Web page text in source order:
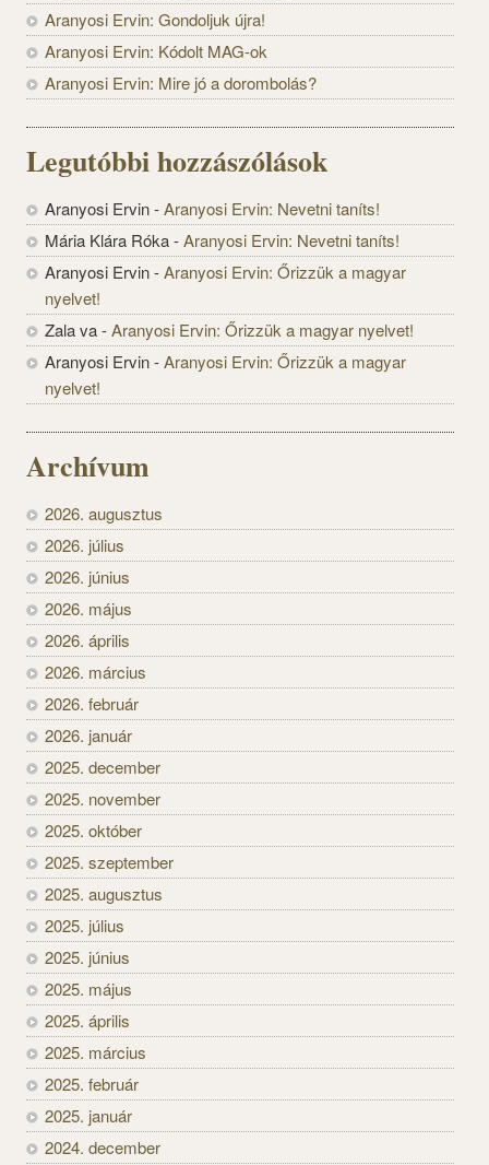
Aranyosi Ervin: Gondoljuk újra!
Aranyosi Ervin: Kódolt MAG-ok
Aranyosi Ervin: Mire jó a dorombolás?
Legutóbbi hozzászólások
Aranyosi Ervin-Aranyosi Ervin: Nevetni taníts!
Mária Klára Róka-Aranyosi Ervin: Nevetni taníts!
Aranyosi Ervin-Aranyosi Ervin: Őrizzük a magyar
nyelvet!
Zala va-Aranyosi Ervin: Őrizzük a magyar nyelvet!
Aranyosi Ervin-Aranyosi Ervin: Őrizzük a magyar
nyelvet!
Archívum
2026. augusztus
2026. július
2026. június
2026. május
2026. április
2026. március
2026. február
2026. január
2025. december
2025. november
2025. október
2025. szeptember
2025. augusztus
2025. július
2025. június
2025. május
2025. április
2025. március
2025. február
2025. január
2024. december